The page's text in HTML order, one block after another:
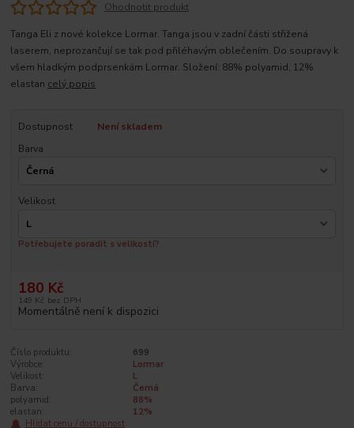
Ohodnotit produkt
Tanga Eli z nové kolekce Lormar. Tanga jsou v zadní části střižená
laserem, neprozančují se tak pod přiléhavým oblečením. Do soupravy k
všem hladkým podprsenkám Lormar. Složení: 88% polyamid, 12%
elastan celý popis
Dostupnost
Není skladem
Barva
Velikost
Potřebujete poradit s velikostí?
180 Kč
149 Kč bez DPH
Momentálně není k dispozici
Číslo produktu:
699
Výrobce:
Lormar
Velikost:
L
Barva:
Černá
polyamid:
88%
elastan:
12%
Hlídat cenu / dostupnost